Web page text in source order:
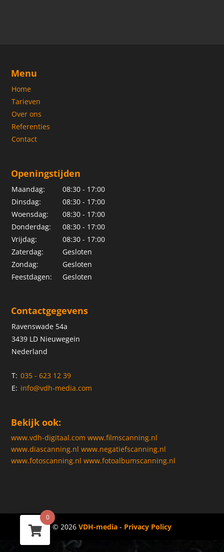
Menu
Home
Tarieven
Over ons
Referenties
Contact
Openingstijden
Maandag:
08:30 - 17:00
Dinsdag:
08:30 - 17:00
Woensdag:
08:30 - 17:00
Donderdag:
08:30 - 17:00
Vrijdag:
08:30 - 17:00
Zaterdag:
Gesloten
Zondag:
Gesloten
Feestdagen:
Gesloten
Contactgegevens
Ravenswade 54a
3439 LD Nieuwegein
Nederland
T: 035 - 623 12 39
E: info@vdh-media.com
Bekijk ook:
www.vdh-digitaal.com www.filmscanning.nl
www.diascanning.nl www.negatiefscanning.nl
www.fotoscanning.nl www.fotoalbumscanning.nl
© 2026 VDH-media - Privacy Policy
0